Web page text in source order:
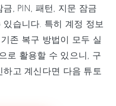
, PIN, 패턴, 지문 잠금
습니다. 특히 계정 정보
존 복구 방법이 모두 실
로 활용할 수 있으니, 구
고 계신다면 다음 튜토